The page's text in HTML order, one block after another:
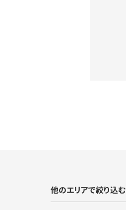
他のエリアで絞り込む